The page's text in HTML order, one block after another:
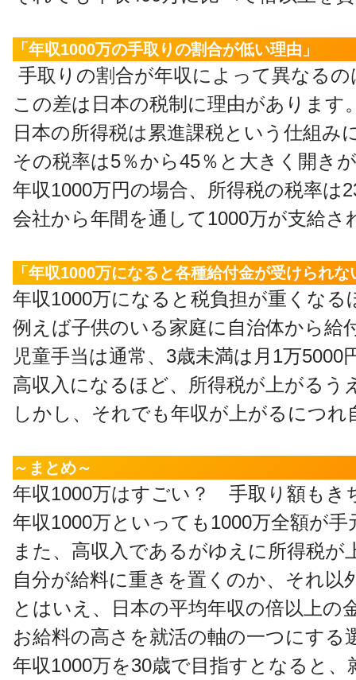
「年収1000万の手取りの割合が低い理由」
手取りの割合が年収によって異なる
この差は日本の税制に理由があります
日本の所得税は累進課税という仕組
その税率は5％から45％と大きく開き
年収1000万円の場合、所得税の税率
会社から年間を通して1000万が支給
「年収1000万になると各種給付金が受けられな
年収1000万になると税負担が重くな
例えば子供のいる家庭に自治体から給
児童手当は通常、3歳未満は月1万
高収入になるほど、所得税が上がる
しかし、それでも年収が上がるにつ
～まとめ～
年収1000万はすごい？ 手取り額もき
年収1000万といっても1000万全額が
また、高収入であるがゆえに所得税
自分が給料に重きを置くのか、それ
とはいえ、日本の平均年収の倍以上
お給料の高さを就活の軸の一つにする
年収1000万を30歳で目指すとなると